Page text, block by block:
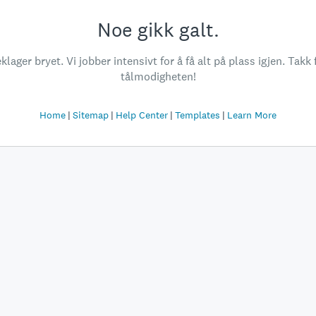
Noe gikk galt.
bryet. Vi jobber intensivt for å få alt på plass igjen. Takk
tålmodigheten!
Home Sitemap Help Center Templates Learn More